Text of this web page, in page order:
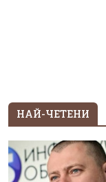
НАЙ-ЧЕТЕНИ